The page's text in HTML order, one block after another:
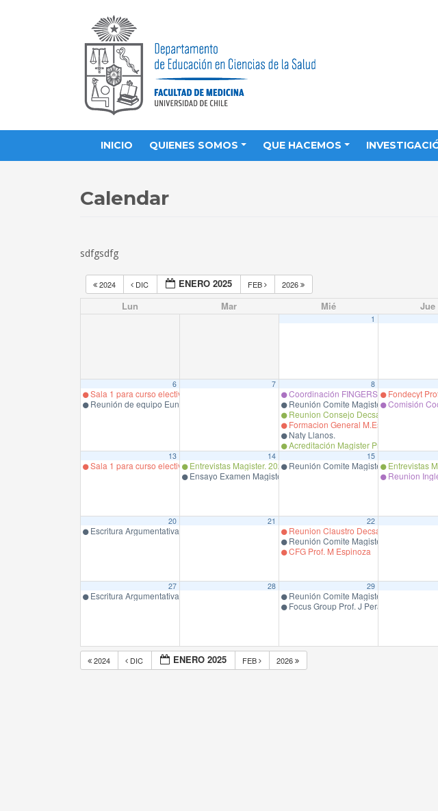
INICIO QUIENES SOMOS QUE HACEMOS
Calendar
sdfgsdfg
2024 DIC ENERO 2025 FEB 2026
Lun Mar Mié Jue
1
6
Sala 1 para curso electivo ABP Magister en Educación en Ciencias de la Salud
Reunión de equipo Eunacom.
7 8
Coordinación FINGERS-Chile Maira
Reunión Comite Magister.
Reunion Consejo Decsa
Formacion General M.Espinoza
Naty Llanos.
Acreditación Magister Prof. Marín.
Fondecyt
Comisión
13
Sala 1 para curso electivo ABP Magister en Educación en Ciencias de la Salud
14
Entrevistas Magister. 2025.
Ensayo Examen Magister.
15
Reunión Comite Magister.Entrevistas
Reunion
20
Escritura Argumentativa Elec.Mag. Prof. R.López
21 22
Reunion Claustro Decsa
Reunión Comite Magister.
CFG Prof. M Espinoza
27
Escritura Argumentativa Elec.Mag. Prof. R.López
28 29
Reunión Comite Magister.
Focus Group Prof. J Peralta.
2024 DIC ENERO 2025 FEB 2026